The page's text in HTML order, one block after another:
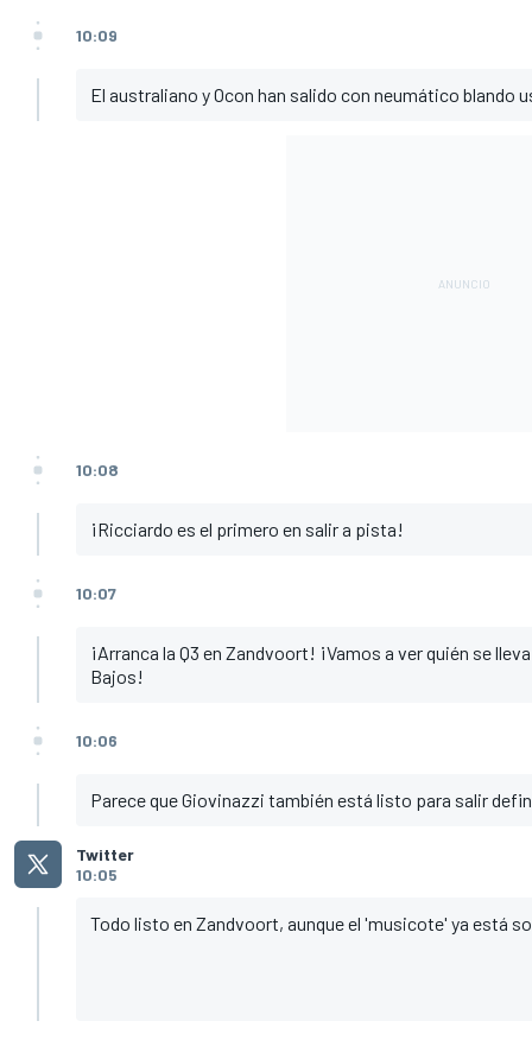
10:09
El australiano y Ocon han salido con neumático blando
10:08
¡Ricciardo es el primero en salir a pista!
10:07
¡Arranca la Q3 en Zandvoort! ¡Vamos a ver quién se
Bajos!
10:06
Parece que Giovinazzi también está listo para salir
Twitter
10:05
Todo listo en Zandvoort, aunque el 'musicote' ya está